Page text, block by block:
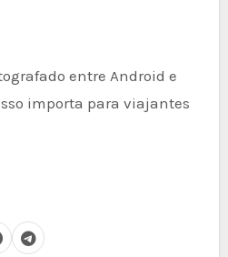
importa para viajantes